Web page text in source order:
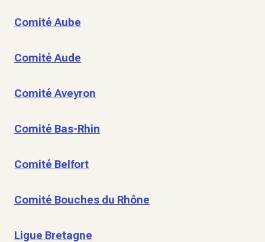
Comité Aube
Comité Aude
Comité Aveyron
Comité Bas-Rhin
Comité Belfort
Comité Bouches du Rhône
Ligue Bretagne